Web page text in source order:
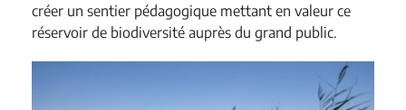
créer un sentier pédagogique mettant en valeur ce
réservoir de biodiversité auprès du grand public.